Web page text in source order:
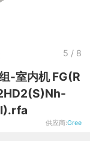
5 / 8
-室内机 FG(R
供应商:Gree